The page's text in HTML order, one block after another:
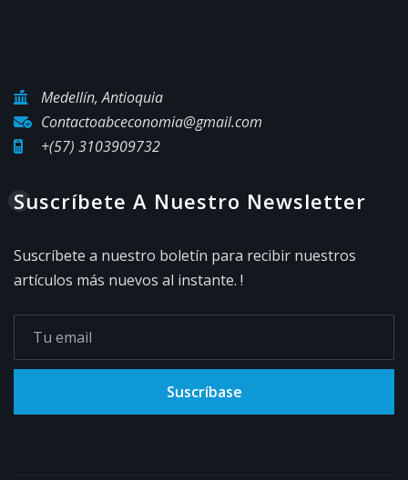
Medellín, Antioquia
Contactoabceconomia@gmail.com
Suscríbete a nuestro boletín para recibir nuestros
Suscríbase